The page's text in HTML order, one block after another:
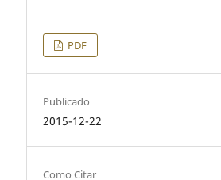
PDF
Publicado
2015-12-22
Como Citar